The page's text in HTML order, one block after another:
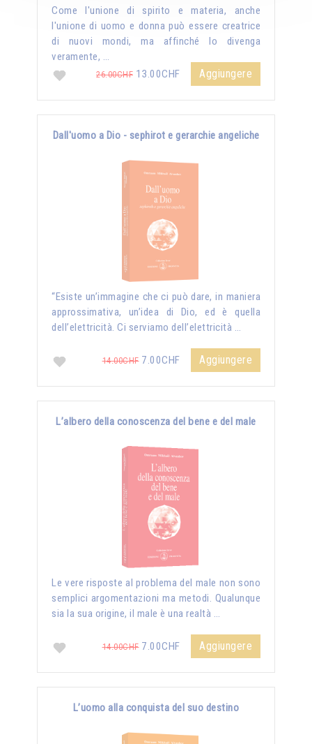
Come l'unione di spirito e materia, anche
l'unione di uomo e donna può essere creatrice
di nuovi mondi, ma affinché lo divenga
veramente, …
26.00CHF 13.00CHF Aggiungere
Dall'uomo a Dio - sephirot e gerarchie angeliche
“Esiste un’immagine che ci può dare, in maniera
approssimativa, un’idea di Dio, ed è quella
dell’elettricità. Ci serviamo dell’elettricità …
14.00CHF7.00CHF Aggiungere
L’albero della conoscenza del bene e del male
Le vere risposte al problema del male non sono
semplici argomentazioni ma metodi. Qualunque
sia la sua origine, il male è una realtà …
14.00CHF7.00CHF Aggiungere
L’uomo alla conquista del suo destino